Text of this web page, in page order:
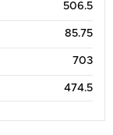
506.5
85.75
703
474.5